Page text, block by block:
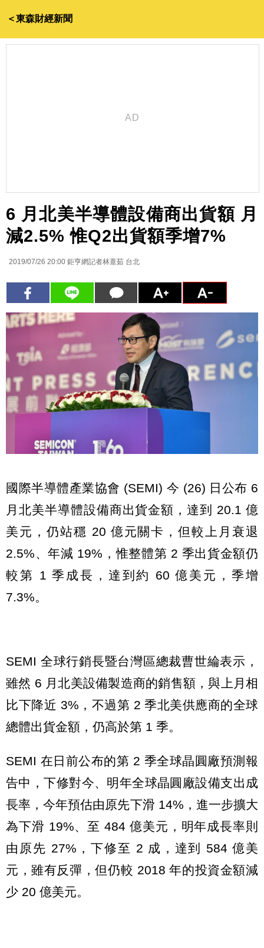
＜東森財經新聞
6 月北美半導體設備商出貨額 月
減2.5% 惟Q2出貨額季增7%
2019/07/26 20:00 鉅亨網記者林薏茹 台北
國際半導體產業協會 (SEMI) 今 (26) 日公布 6
月北美半導體設備商出貨金額，達到 20.1 億
美元，仍站穩 20 億元關卡，但較上月衰退
2.5%、年減 19%，惟整體第 2 季出貨金額仍
較第 1 季成長，達到約 60 億美元，季增
7.3%。
SEMI 全球行銷長暨台灣區總裁曹世綸表示，
雖然 6 月北美設備製造商的銷售額，與上月相
比下降近 3%，不過第 2 季北美供應商的全球
總體出貨金額，仍高於第 1 季。
SEMI 在日前公布的第 2 季全球晶圓廠預測報
告中，下修對今、明年全球晶圓廠設備支出成
長率，今年預估由原先下滑 14%，進一步擴大
為下滑 19%、至 484 億美元，明年成長率則
由原先 27%，下修至 2 成，達到 584 億美
元，雖有反彈，但仍較 2018 年的投資金額減
少 20 億美元。